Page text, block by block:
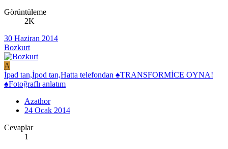
Görüntüleme
2K
30 Haziran 2014
Bozkurt
A
İpad tan,İpod tan,Hatta telefondan ♠TRANSFORMİCE OYNA!
♠Fotoğraflı anlatım
Azathor
24 Ocak 2014
Cevaplar
1